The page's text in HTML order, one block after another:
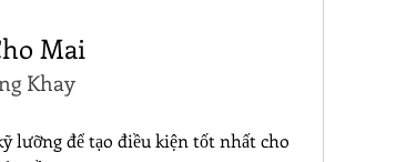
Mai
Khay
lưỡng để tạo điều kiện tốt nhất cho